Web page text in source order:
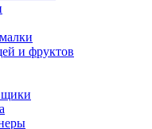
и фруктов